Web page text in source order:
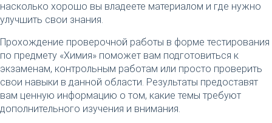
насколько хорошо вы владеете материалом и где нужно
улучшить свои знания.
Прохождение проверочной работы в форме тестирования
по предмету «Химия» поможет вам подготовиться к
экзаменам, контрольным работам или просто проверить
свои навыки в данной области. Результаты предоставят
вам ценную информацию о том, какие темы требуют
дополнительного изучения и внимания.